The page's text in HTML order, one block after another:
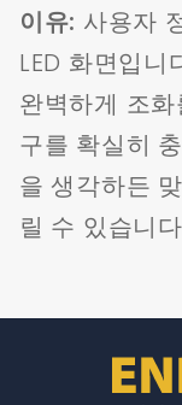
이유: 사용자
LED 화면입니
완벽하게 조
구를 확실히
을 생각하든
릴 수 있습니